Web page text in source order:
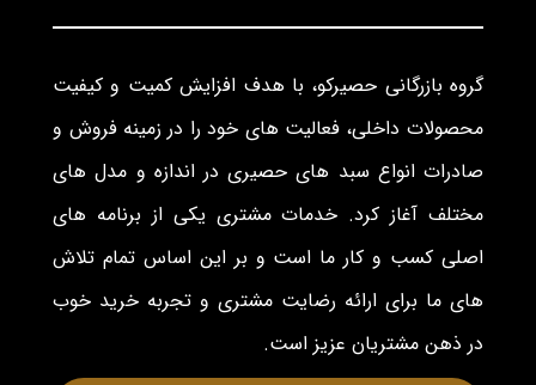
گروه بازرگانی حصیرکو، با هدف افزایش کمیت و کیفیت
محصولات داخلی، فعالیت های خود را در زمینه فروش و
صادرات انواع سبد های حصیری در اندازه و مدل های
مختلف آغاز کرد. خدمات مشتری یکی از برنامه های
اصلی کسب و کار ما است و بر این اساس تمام تلاش
های ما برای ارائه رضایت مشتری و تجربه خرید خوب
در ذهن مشتریان عزیز است.